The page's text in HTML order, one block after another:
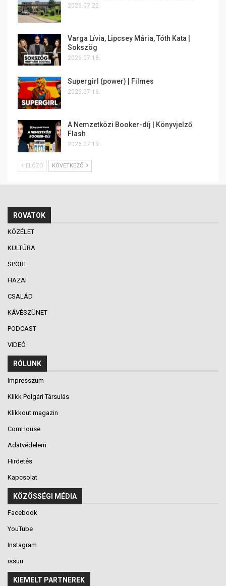
2026.07.22.
Varga Lívia, Lipcsey Mária, Tóth Kata |
Sokszög
2026.07.18.
Supergirl (power) | Filmes
2026.07.16.
A Nemzetközi Booker-díj | Könyvjelző
Flash
2026.07.13.
ELŐZŐ KÖVETKEZŐ
ROVATOK
KÖZÉLET
KULTÚRA
SPORT
HAZAI
CSALÁD
KÁVÉSZÜNET
PODCAST
VIDEÓ
RÓLUNK
Impresszum
Klikk Polgári Társulás
Klikkout magazin
CornHouse
Adatvédelem
Hirdetés
Kapcsolat
KÖZÖSSÉGI MÉDIA
Facebook
YouTube
Instagram
issuu
KIEMELT PARTNEREK